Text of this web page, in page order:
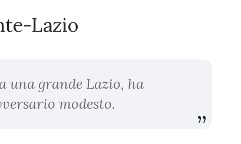
Lazio
una grande Lazio, ha
modesto.